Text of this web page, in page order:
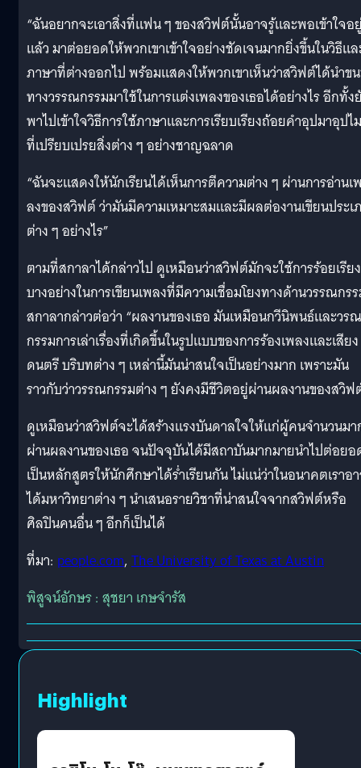
“ฉันอยากจะเอาสิ่งที่แฟน ๆ ของสวิฟต์นั้นอาจรู้และพอเข้าใจอ
แล้ว มาต่อยอดให้พวกเขาเข้าใจอย่างชัดเจนมากยิ่งขึ้นในวิธีแ
ภาษาที่ต่างออกไป พร้อมแสดงให้พวกเขาเห็นว่าสวิฟต์ได้นำข
ทางวรรณกรรมมาใช้ในการแต่งเพลงของเธอได้อย่างไร อีกทั้ง
พาไปเข้าใจวิธีการใช้ภาษาและการเรียบเรียงถ้อยคำอุปมาอุปไ
ที่เปรียบเปรยสิ่งต่าง ๆ อย่างชาญฉลาด
“ฉันจะแสดงให้นักเรียนได้เห็นการตีความต่าง ๆ ผ่านการอ่านเ
ลงของสวิฟต์ ว่ามันมีความเหมาะสมและมีผลต่องานเขียนประเ
ต่าง ๆ อย่างไร”
ตามที่สกาลาได้กล่าวไป ดูเหมือนว่าสวิฟต์มักจะใช้การร้อยเรียง
บางอย่างในการเขียนเพลงที่มีความเชื่อมโยงทางด้านวรรณกร
สกาลากล่าวต่อว่า “ผลงานของเธอ มันเหมือนกวีนิพนธ์และวรณ
กรรมการเล่าเรื่องที่เกิดขึ้นในรูปแบบของการร้องเพลงและเสียง
ดนตรี บริบทต่าง ๆ เหล่านี้มันน่าสนใจเป็นอย่างมาก เพราะมัน
ราวกับว่าวรรณกรรมต่าง ๆ ยังคงมีชีวิตอยู่ผ่านผลงานของสวิฟ
ดูเหมือนว่าสวิฟต์จะได้สร้างแรงบันดาลใจให้แก่ผู้คนจำนวนม
ผ่านผลงานของเธอ จนปัจจุบันได้มีสถาบันมากมายนำไปต่อย
เป็นหลักสูตรให้นักศึกษาได้ร่ำเรียนกัน ไม่แน่ว่าในอนาคตเราอ
ได้มหาวิทยาต่าง ๆ นำเสนอรายวิชาที่น่าสนใจจากสวิฟต์หรือ
ศิลปินคนอื่น ๆ อีกก็เป็นได้
ที่มา: people.com, The University of Texas at Austin
พิสูจน์อักษร : สุชยา เกษจำรัส
Highlight